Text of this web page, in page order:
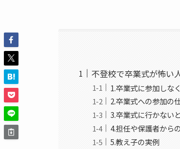
不登校で卒業式が怖い
1.卒業式に参加しな
2.卒業式への参加の
3.卒業式に行かない
4.担任や保護者から
5.教え子の実例